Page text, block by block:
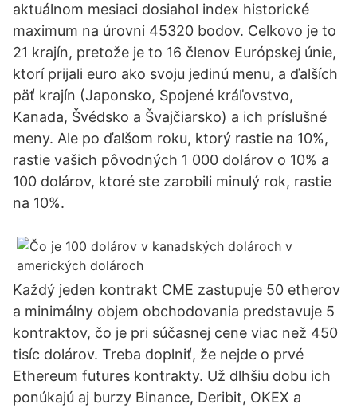
aktuálnom mesiaci dosiahol index historické
maximum na úrovni 45320 bodov. Celkovo je to
21 krajín, pretože je to 16 členov Európskej únie,
ktorí prijali euro ako svoju jedinú menu, a ďalších
päť krajín (Japonsko, Spojené kráľovstvo,
Kanada, Švédsko a Švajčiarsko) a ich príslušné
meny. Ale po ďalšom roku, ktorý rastie na 10%,
rastie vašich pôvodných 1 000 dolárov o 10% a
100 dolárov, ktoré ste zarobili minulý rok, rastie
na 10%.
Každý jeden kontrakt CME zastupuje 50 etherov
a minimálny objem obchodovania predstavuje 5
kontraktov, čo je pri súčasnej cene viac než 450
tisíc dolárov. Treba doplniť, že nejde o prvé
Ethereum futures kontrakty. Už dlhšiu dobu ich
ponúkajú aj burzy Binance, Deribit, OKEX a